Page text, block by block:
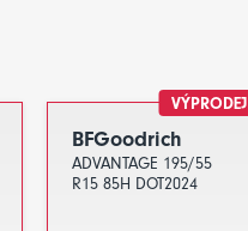
VÝPRODEJ
BFGoodrich
ADVANTAGE 195/55
R15 85H DOT2024